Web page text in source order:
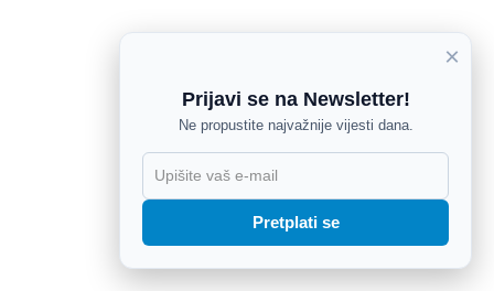
×
Prijavi se na Newsletter!
Ne propustite najvažnije vijesti dana.
Pretplati se